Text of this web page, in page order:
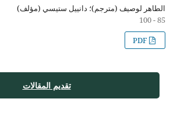
الطاهر لوصيف (مترجم)؛ دانييل ستيسي (مؤلف)
85 - 100
تقديم المقالات